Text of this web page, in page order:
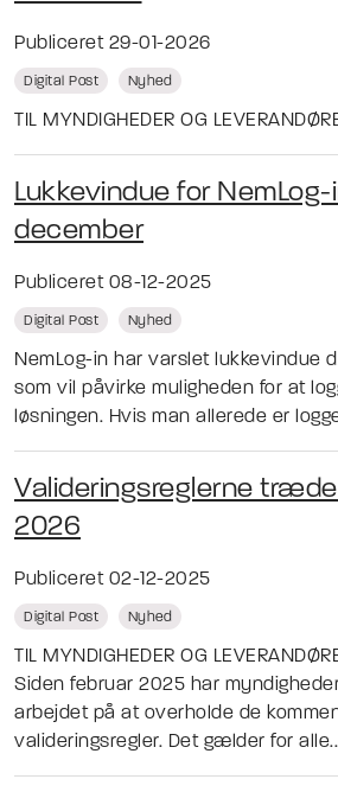
Publiceret 29-01-2026
Digital Post Nyhed
TIL MYNDIGHEDER OG
Lukkevindue for NemLog-
december
Publiceret 08-12-2025
Digital Post Nyhed
NemLog-in har varslet lukkevindue
som vil påvirke muligheden for at
løsningen. Hvis man allerede er
Valideringsreglerne
2026
Publiceret 02-12-2025
Digital Post Nyhed
TIL MYNDIGHEDER OG
Siden februar 2025 har
arbejdet på at overholde de
valideringsregler. Det gælder for